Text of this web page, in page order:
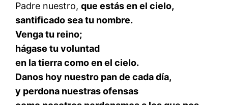
Padre nuestro,que estás en el cielo,
santificado sea tu nombre.
Venga tu reino;
hágase tu voluntad
en la tierra como en el cielo.
Danos hoy nuestro pan de cada día,
y perdona nuestras ofensas